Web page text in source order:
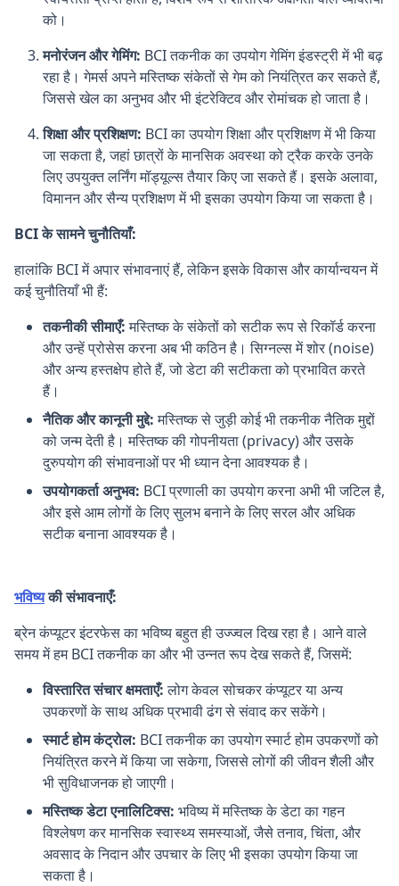
को।
मनोरंजन और गेमिंग: BCI तकनीक का उपयोग गेमिंग इंडस्ट्री में भी बढ़
रहा है। गेमर्स अपने मस्तिष्क संकेतों से गेम को नियंत्रित कर सकते हैं,
जिससे खेल का अनुभव और भी इंटरेक्टिव और रोमांचक हो जाता है।
शिक्षा और प्रशिक्षण: BCI का उपयोग शिक्षा और प्रशिक्षण में भी किया
जा सकता है, जहां छात्रों के मानसिक अवस्था को ट्रैक करके उनके
लिए उपयुक्त लर्निंग मॉड्यूल्स तैयार किए जा सकते हैं। इसके अलावा,
विमानन और सैन्य प्रशिक्षण में भी इसका उपयोग किया जा सकता है।
BCI के सामने चुनौतियाँ:
हालांकि BCI में अपार संभावनाएं हैं, लेकिन इसके विकास और कार्यान्वयन में
कई चुनौतियाँ भी हैं:
तकनीकी सीमाएँ:मस्तिष्क के संकेतों को सटीक रूप से रिकॉर्ड करना
और उन्हें प्रोसेस करना अब भी कठिन है। सिग्नल्स में शोर (noise)
और अन्य हस्तक्षेप होते हैं, जो डेटा की सटीकता को प्रभावित करते
हैं।
नैतिक और कानूनी मुद्दे:मस्तिष्क से जुड़ी कोई भी तकनीक नैतिक मुद्दों
को जन्म देती है। मस्तिष्क की गोपनीयता (privacy) और उसके
दुरुपयोग की संभावनाओं पर भी ध्यान देना आवश्यक है।
उपयोगकर्ता अनुभव: BCI प्रणाली का उपयोग करना अभी भी जटिल है,
और इसे आम लोगों के लिए सुलभ बनाने के लिए सरल और अधिक
सटीक बनाना आवश्यक है।
भविष्यकी संभावनाएँ:
ब्रेन कंप्यूटर इंटरफेस का भविष्य बहुत ही उज्ज्वल दिख रहा है। आने वाले
समय में हम BCI तकनीक का और भी उन्नत रूप देख सकते हैं, जिसमें:
विस्तारित संचार क्षमताएँ:लोग केवल सोचकर कंप्यूटर या अन्य
उपकरणों के साथ अधिक प्रभावी ढंग से संवाद कर सकेंगे।
स्मार्ट होम कंट्रोल: BCI तकनीक का उपयोग स्मार्ट होम उपकरणों को
नियंत्रित करने में किया जा सकेगा, जिससे लोगों की जीवन शैली और
भी सुविधाजनक हो जाएगी।
मस्तिष्क डेटा एनालिटिक्स: भविष्य में मस्तिष्क के डेटा का गहन
विश्लेषण कर मानसिक स्वास्थ्य समस्याओं, जैसे तनाव, चिंता, और
अवसाद के निदान और उपचार के लिए भी इसका उपयोग किया जा
सकता है।